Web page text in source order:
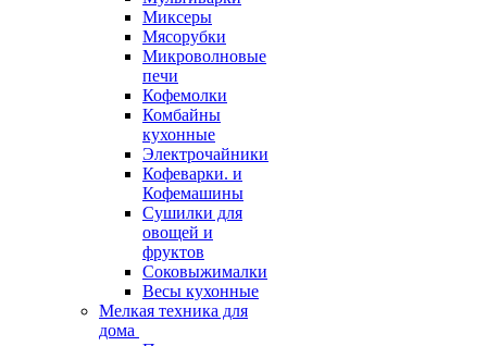
Миксеры
Мясорубки
Микроволновые
печи
Кофемолки
Комбайны
кухонные
Электрочайники
Кофеварки. и
Кофемашины
Сушилки для
овощей и
фруктов
Соковыжималки
Весы кухонные
Мелкая техника для
дома